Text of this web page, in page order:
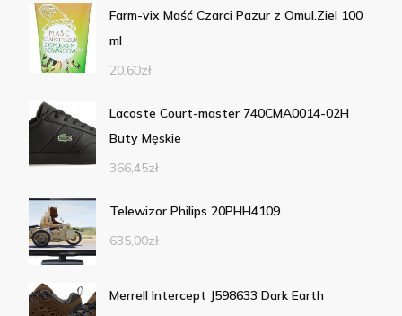
Farm-vix Maść Czarci Pazur z Omul.Ziel 100
ml
20,60zł
Lacoste Court-master 740CMA0014-02H
Buty Męskie
366,45zł
Telewizor Philips 20PHH4109
635,00zł
Merrell Intercept J598633 Dark Earth